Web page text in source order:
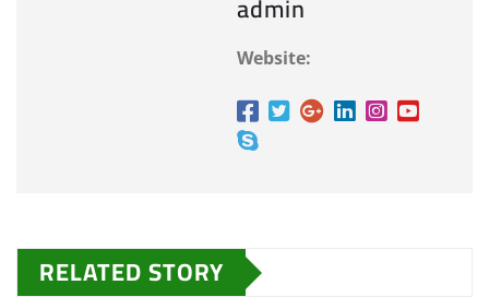
admin
Website:
RELATED STORY